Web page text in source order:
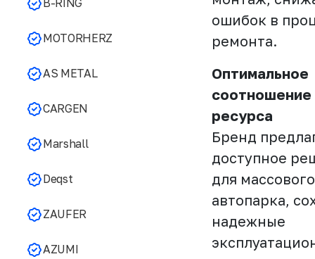
B-RING
MOTORHERZ
AS METAL
CARGEN
Marshall
Deqst
ZAUFER
AZUMI
ошибок в
ремонта.
Оптимальное
соотношение
ресурса
Бренд
доступное
для массового
автопарка,
надежные